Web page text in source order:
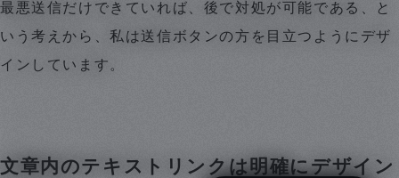
最悪送信だけできていれば、後で対処が可能である、と
いう考えから、私は送信ボタンの方を目立つようにデザ
インしています。
文章内のテキストリンクは明確にデザイン